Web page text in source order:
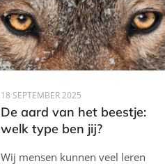
18 SEPTEMBER 2025
De aard van het beestje:
welk type ben jij?
Wij mensen kunnen veel leren